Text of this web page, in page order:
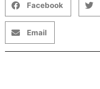
Facebook
Email